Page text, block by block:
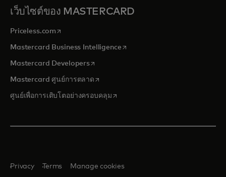
เว็บไซต์ของ MASTERCARD
Priceless.com opens in a new tab
Mastercard Business Intelligenceopens in a new tab
Mastercard Developersopens in a new tab
Mastercard ศูนย์การตลาด opens in a new tab
ศูนย์เพื่อการเติบโตอย่างครอบคลุมopens in a new tab
Privacy Terms Manage cookies